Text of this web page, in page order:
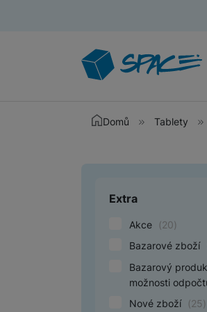
Akce a výprodej
Televize
Audio
Tablety
Domů Tablety
Extra
Akce (20)
Bazarové zboží
Bazarový
možnosti
Nové zboží (25)